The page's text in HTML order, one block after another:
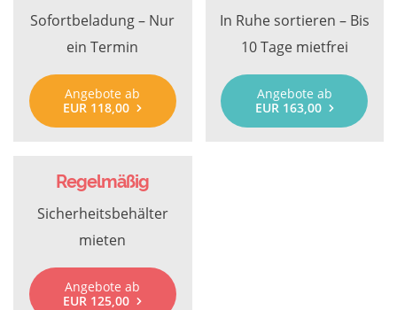
Sofortbeladung – Nur
ein Termin
Angebote ab
EUR 118,00
In Ruhe sortieren – Bis
10 Tage mietfrei
Angebote ab
EUR 163,00
Regelmäßig
Sicherheitsbehälter
mieten
Angebote ab
EUR 125,00